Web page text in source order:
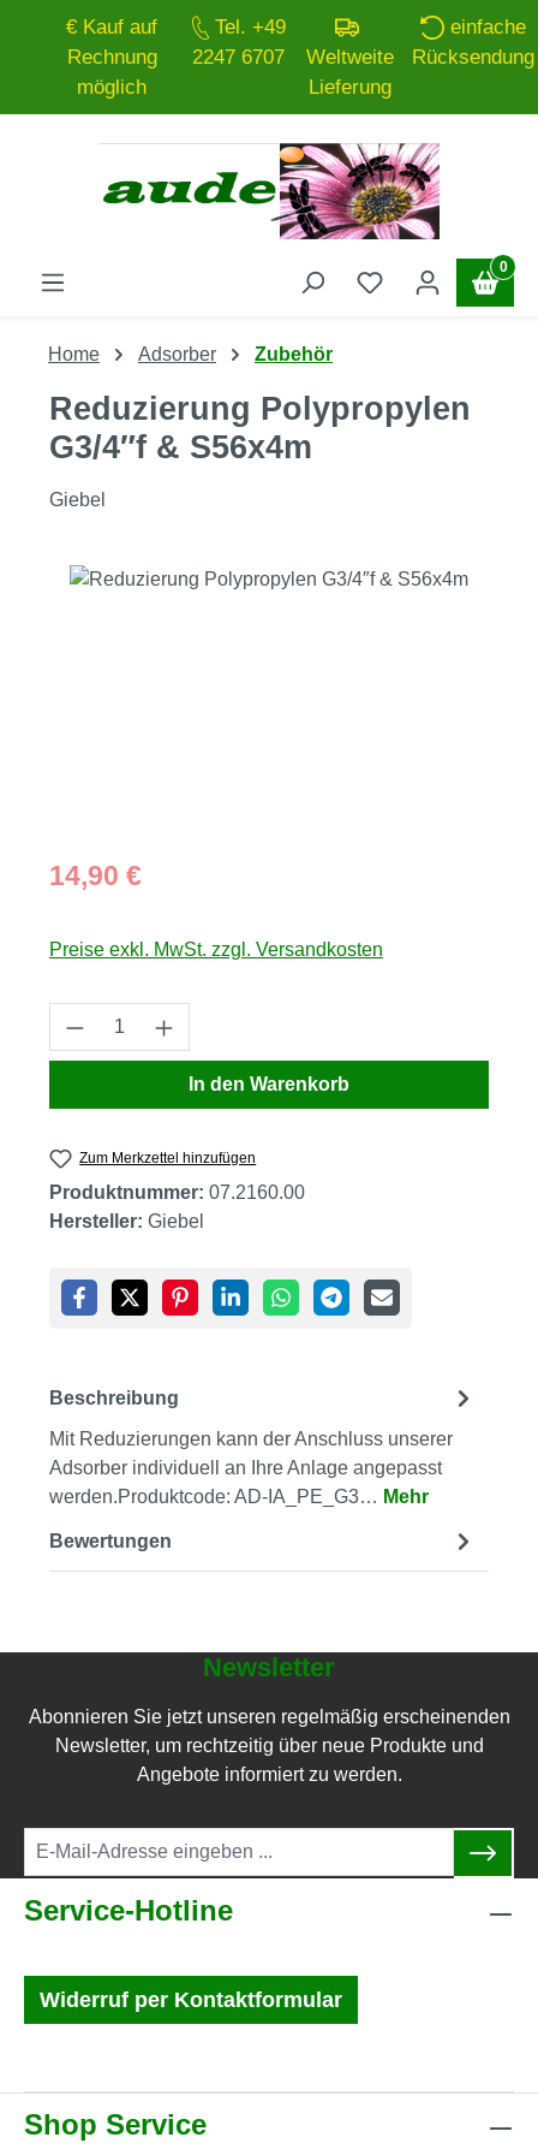
Zum Hauptinhalt springen
€ Kauf auf
Rechnung
möglich
Tel. +49
2247 6707
Weltweite
Lieferung
einfache
Rücksendung
0
Home Adsorber Zubehör
Reduzierung Polypropylen
G3/4″f & S56x4m
Giebel
Bildergalerie überspringen
Regulärer Preis:
14,90 €
Preise exkl. MwSt. zzgl. Versandkosten
Produkt Anzahl: Gib den gewünschten
In den Warenkorb
Zum Merkzettel hinzufügen
Produktnummer: 07.2160.00
Hersteller: Giebel
Beschreibung
Mit Reduzierungen kann der Anschluss unserer
Adsorber individuell an Ihre Anlage angepasst
werden.Produktcode: AD-IA_PE_G3… Mehr
Bewertungen
Newsletter
Abonnieren Sie jetzt unseren regelmäßig erscheinenden
Newsletter, um rechtzeitig über neue Produkte und
Angebote informiert zu werden.
Service-Hotline
Widerruf per Kontaktformular
Shop Service